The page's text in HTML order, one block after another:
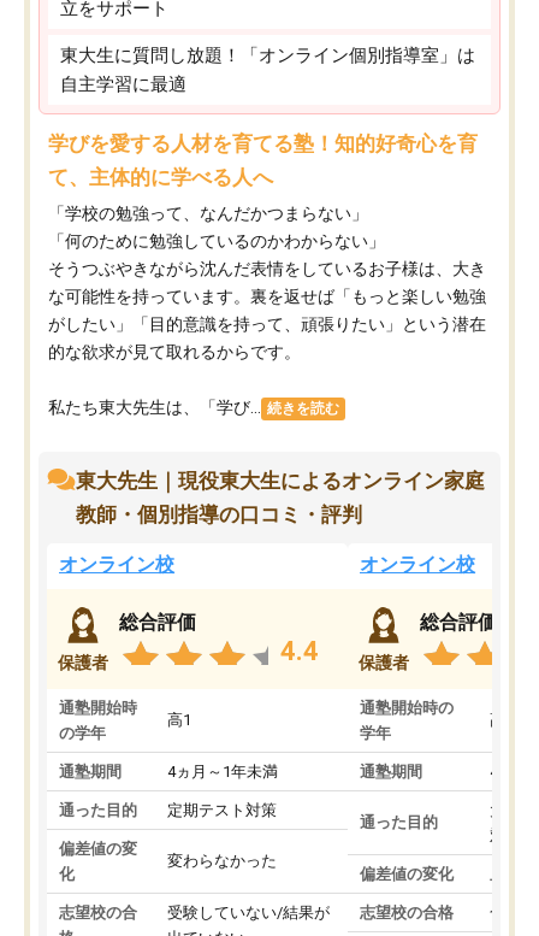
立をサポート
東大生に質問し放題！「オンライン個別指導室」は
自主学習に最適
学びを愛する人材を育てる塾！知的好奇心を育
て、主体的に学べる人へ
「学校の勉強って、なんだかつまらない」
「何のために勉強しているのかわからない」
そうつぶやきながら沈んだ表情をしているお子様は、大き
な可能性を持っています。裏を返せば「もっと楽しい勉強
がしたい」「目的意識を持って、頑張りたい」という潜在
的な欲求が見て取れるからです。
私たち東大先生は、「学び... 続きを読む
東大先生｜現役東大生によるオンライン家庭
教師・個別指導の口コミ・評判
オンライン校
保護者
総合評価
4.4
通塾開始時
の学年
高1
通塾期間 4ヵ月～1年未満
通った目的 定期テスト対策
偏差値の変
化
変わらなかった
志望校の合
受験していない/結果が
オンライン校
保護者
総合評価
通塾開始時の
学年
高3
通塾期間 4ヵ月
通った目的
大学
対策
偏差値の変化 上が
志望校の合格 合格